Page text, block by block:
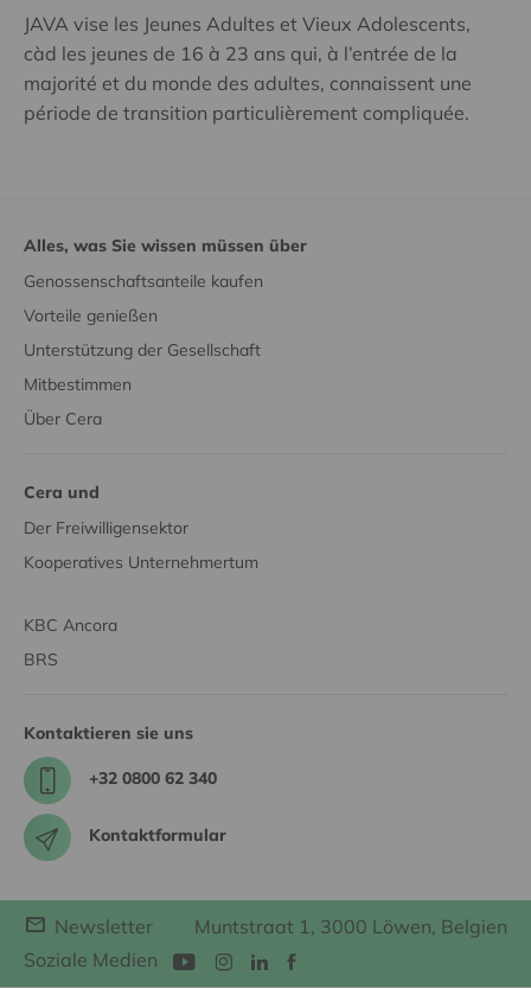
JAVA vise les Jeunes Adultes et Vieux Adolescents,
càd les jeunes de 16 à 23 ans qui, à l’entrée de la
majorité et du monde des adultes, connaissent une
période de transition particulièrement compliquée.
Alles, was Sie wissen müssen über
Genossenschaftsanteile kaufen
Vorteile genießen
Unterstützung der Gesellschaft
Mitbestimmen
Über Cera
Cera und
Der Freiwilligensektor
Kooperatives Unternehmertum
KBC Ancora
BRS
Kontaktieren sie uns
+32 0800 62 340
Kontaktformular
Newsletter
Muntstraat 1, 3000 Löwen, Belgien
Soziale Medien